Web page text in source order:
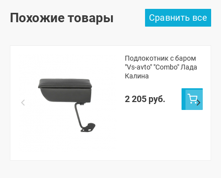
Похожие товары
Подлокотник с баром
"Vs-avto" "Combo" Лада
Калина
2 205 руб.